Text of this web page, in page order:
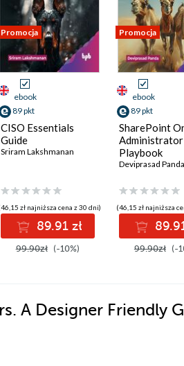
Promocja
ebook
89 pkt
CISO Essentials
Guide
Sriram Lakshmanan
zł najniższa cena z 30 dni)
89.91 zł
99.90zł (-10%)
Promocja
ebook
89 pkt
SharePoint
Administrator
Playbook
Deviprasad Panda
(46,15 zł najniższa
99.90zł (-
A Designer Friendly